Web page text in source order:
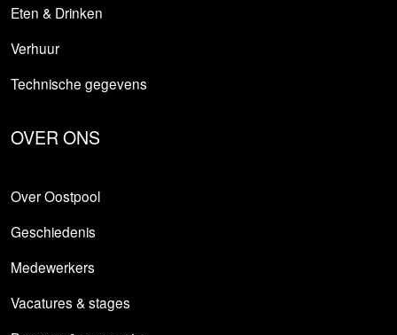
Eten & Drinken
Verhuur
Technische gegevens
OVER ONS
Over Oostpool
Geschiedenis
Medewerkers
Vacatures & stages